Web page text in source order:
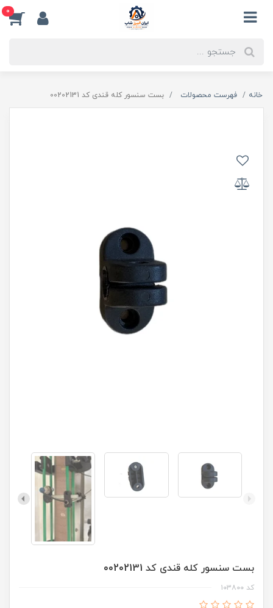
0
خانه فهرست محصولات بست سنسور کله قندی کد 00202131
بست سنسور کله قندی کد 00202131
کد ۱۰۳۸۰۰